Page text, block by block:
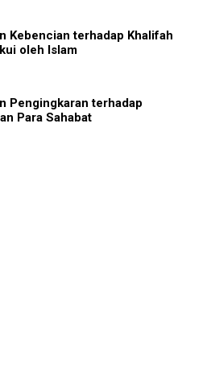
Kebencian terhadap Khalifah
oleh Islam
Pengingkaran terhadap
Para Sahabat